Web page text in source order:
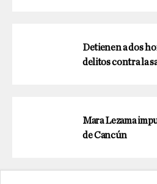
Detienen a dos
delitos contra la
Mara Lezama
de Cancún